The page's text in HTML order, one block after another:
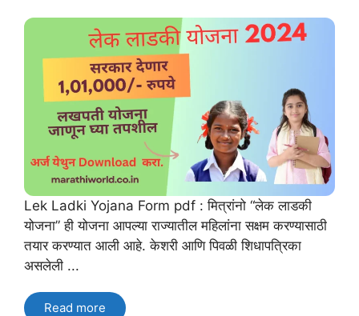
Lek Ladki Yojana Form pdf : मित्रांनो “लेक लाडकी
योजना” ही योजना आपल्या राज्यातील महिलांना सक्षम करण्यासाठी
तयार करण्यात आली आहे. केशरी आणि पिवळी शिधापत्रिका
असलेली ...
Read more